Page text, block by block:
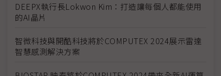
DEEPX執行長Lokwon Kim：打造讓每個人都能使用
的AI晶片
智微科技與開酷科技將於COMPUTEX 2024展示雷達
智慧感測解決方案